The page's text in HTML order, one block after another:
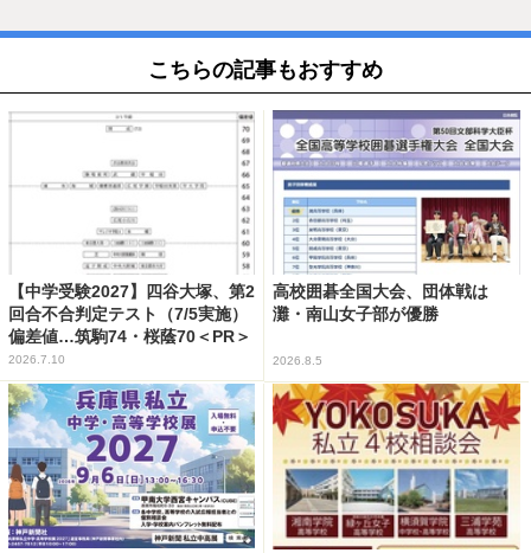
こちらの記事もおすすめ
【中学受験2027】四谷大塚、第2
回合不合判定テスト（7/5実施）
偏差値…筑駒74・桜蔭70＜PR＞
2026.7.10
高校囲碁全国大会、団体戦は
灘・南山女子部が優勝
2026.8.5